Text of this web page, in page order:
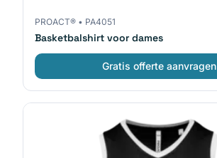
PROACT® • PA4051
Basketbalshirt voor dames
Gratis offerte aanvragen